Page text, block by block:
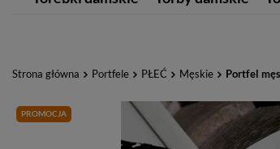
Strona główna Portfele PŁEĆ Męskie Portfel
PROMOCJA